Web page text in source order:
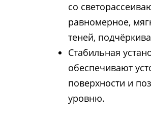
со
равномерное,
теней,
Стабильная
обеспечивают
поверхности и
уровню.